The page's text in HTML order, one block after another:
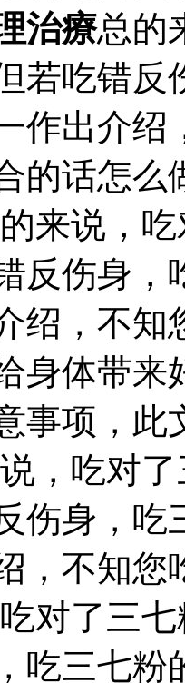
治療总的
若吃错反
作出介绍
的话怎么
来说，
反伤身，
绍，不知
身体带
事项，此
，吃对
伤身，吃
，不知
对了三
吃三七粉